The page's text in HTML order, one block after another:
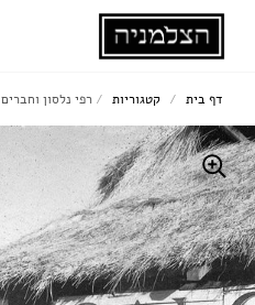
דף בית / קטגוריות / רפי נלסון וחברים